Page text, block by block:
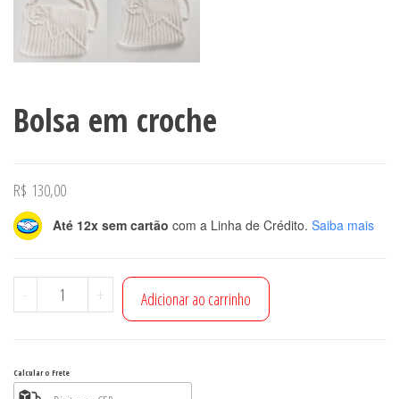
Bolsa em croche
R$ 130,00
Até 12x sem cartão com a Linha de Crédito. Saiba mais
-
Bolsa
em
+ Adicionar ao carrinho
Calcular o Frete